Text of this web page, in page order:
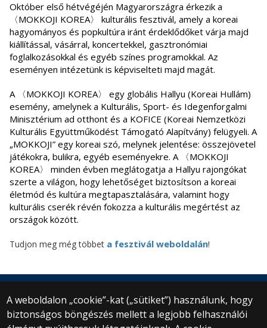
Október első hétvégéjén Magyarországra érkezik a
〈MOKKOJI KOREA〉 kulturális fesztivál, amely a koreai
hagyományos és popkultúra iránt érdeklődőket várja majd
kiállítással, vásárral, koncertekkel, gasztronómiai
foglalkozásokkal és egyéb színes programokkal. Az
eseményen intézetünk is képviselteti majd magát.
A 〈MOKKOJI KOREA〉 egy globális Hallyu (Koreai Hullám)
esemény, amelynek a Kulturális, Sport- és Idegenforgalmi
Minisztérium ad otthont és a KOFICE (Koreai Nemzetközi
Kulturális Együttműködést Támogató Alapítvány) felügyeli. A
„MOKKOJI” egy koreai szó, melynek jelentése: összejövetel
játékokra, bulikra, egyéb eseményekre. A 〈MOKKOJI
KOREA〉 minden évben meglátogatja a Hallyu rajongókat
szerte a világon, hogy lehetőséget biztosítson a koreai
életmód és kultúra megtapasztalására, valamint hogy
kulturális cserék révén fokozza a kulturális megértést az
országok között.
Tudjon meg még többet a fesztivál weboldalán!
A weboldalon „cookie”-kat („sütiket”) használunk, hogy
biztonságos böngészés mellett a legjobb felhasználói
© 2025 Eötvös Loránd Tudományegyetem